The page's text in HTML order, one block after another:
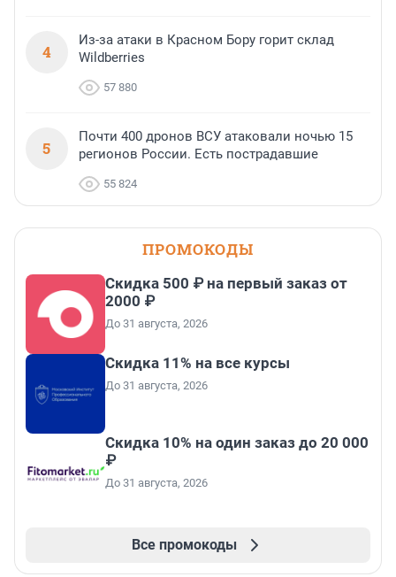
4
Из-за атаки в Красном Бору горит склад
Wildberries
57 880
5
Почти 400 дронов ВСУ атаковали ночью 15
регионов России. Есть пострадавшие
55 824
ПРОМОКОДЫ
Скидка 500 ₽ на первый заказ от
2000 ₽
До 31 августа, 2026
Скидка 11% на все курсы
До 31 августа, 2026
Скидка 10% на один заказ до 20 000
₽
До 31 августа, 2026
Все промокоды